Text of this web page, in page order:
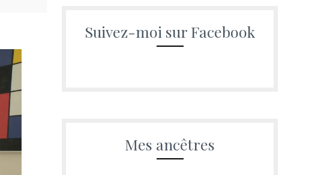
Suivez-moi sur Facebook
Mes ancêtres